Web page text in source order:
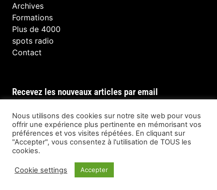
Archives
Formations
Plus de 4000
spots radio
Contact
Recevez les nouveaux articles par email
INSCRIPTION
© Tous droits réservés @ RadioPub 2023 —
Nous utilisons des cookies sur notre site web pour vous
offrir une expérience plus pertinente en mémorisant vos
préférences et vos visites répétées. En cliquant sur
"Accepter", vous consentez à l'utilisation de TOUS les
cookies.
Cookie settings Accepter